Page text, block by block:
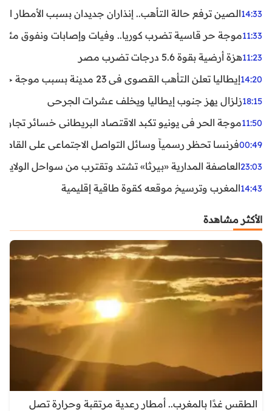
14:33الصين ترفع حالة التأهب.. إنذاران جديدان بسبب الأمطار
11:33موجة حر قاسية تضرب كوريا.. وفيات وإصابات ونفوق مئات
11:23هزة أرضية بقوة 5.6 درجات تضرب مصر
14:20إيطاليا تعلن التأهب القصوى في 23 مدينة بسبب موجة حر شديدة
18:15زلزال يهز جنوب إيطاليا ويخلف عشرات الجرحى
11:50موجة الحر في يونيو تكبد الاقتصاد البريطاني خسائر تجاوزت 1.5 مليار
00:49فرنسا تحظر رسمياً وسائل التواصل الاجتماعي على القاصرين
23:03العاصفة المدارية «بيرثا» تشتد وتقترب من سواحل
14:43المغرب وترسيخ موقعه كقوة طاقية إقليمية
الأكثر مشاهدة
الطقس غدًا بالمغرب.. أمطار رعدية مرتقبة وحرارة تصل